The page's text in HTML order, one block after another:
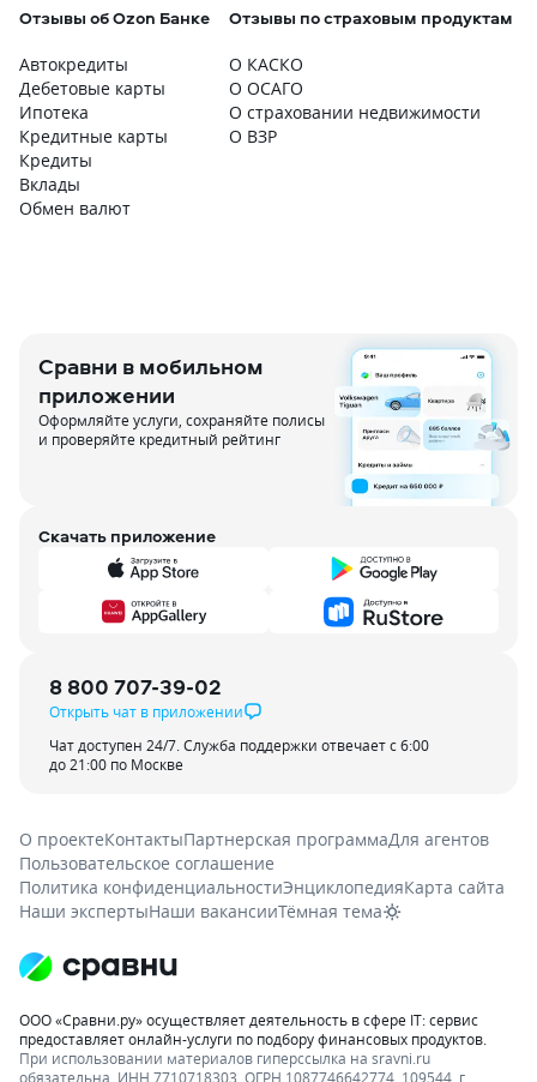
Отзывы об Ozon Банке
Автокредиты
Дебетовые карты
Ипотека
Кредитные карты
Кредиты
Вклады
Обмен валют
Отзывы по страховым продуктам
О КАСКО
О ОСАГО
О страховании недвижимости
О ВЗР
Сравни в мобильном
приложении
Оформляйте услуги, сохраняйте полисы
и проверяйте кредитный рейтинг
Скачать приложение
8 800 707-39-02
Открыть чат в приложении
Чат доступен 24/7. Служба поддержки отвечает с 6:00
до 21:00 по Москве
О проектеКонтактыПартнерская программаДля агентов
Пользовательское соглашение
Политика конфиденциальностиЭнциклопедияКарта сайта
Наши экспертыНаши вакансииТёмная тема
ООО «Сравни.ру» осуществляет деятельность в сфере IT: сервис
предоставляет онлайн-услуги по подбору финансовых продуктов.
При использовании материалов гиперссылка на sravni.ru
обязательна. ИНН 7710718303, ОГРН 1087746642774. 109544, г.